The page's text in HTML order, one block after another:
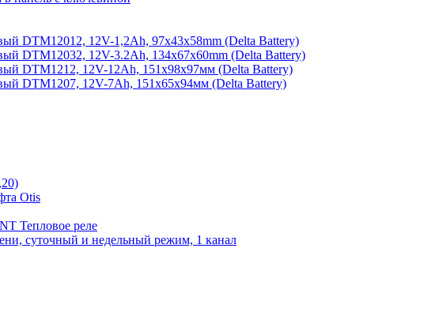
DTM12012, 12V-1,2Ah, 97х43х58mm (Delta Battery)
DTM12032, 12V-3.2Ah, 134x67x60mm (Delta Battery)
DTM1212, 12V-12Ah, 151х98х97мм (Delta Battery)
DTM1207, 12V-7Ah, 151х65х94мм (Delta Battery)
Otis
Тепловое реле
суточный и недельный режим, 1 канал